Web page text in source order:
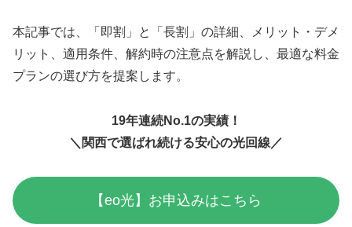
本記事では、「即割」と「長割」の詳細、メリット・デメ
リット、適用条件、解約時の注意点を解説し、最適な料金
プランの選び方を提案します。
19年連続No.1の実績！
＼関西で選ばれ続ける安心の光回線／
【eo光】お申込みはこちら